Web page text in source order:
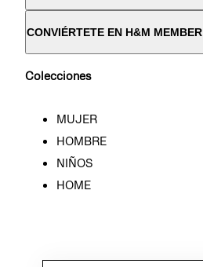
CONVIÉRTETE EN H&M MEMBER
Colecciones
MUJER
HOMBRE
NIÑOS
HOME